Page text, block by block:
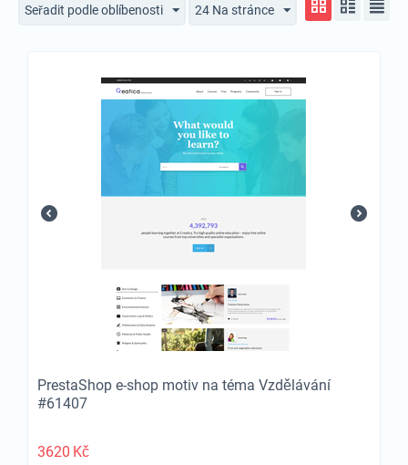
Seřadit podle oblíbenosti 24 Na stránce
PrestaShop e-shop motiv na téma Vzdělávání
#61407
3620 Kč